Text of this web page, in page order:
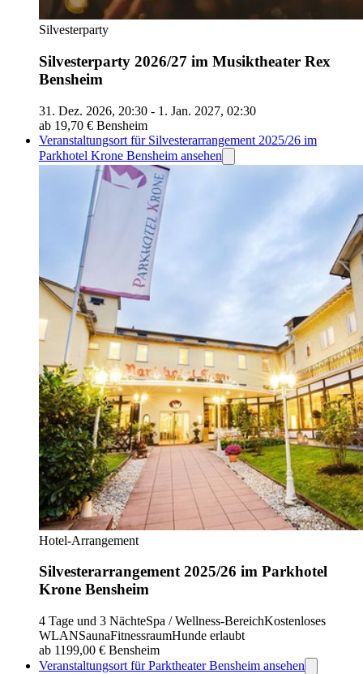
Silvesterparty
Silvesterparty 2026/27 im Musiktheater Rex
Bensheim
31. Dez. 2026, 20:30 - 1. Jan. 2027, 02:30
ab 19,70 € Bensheim
Veranstaltungsort für Silvesterarrangement 2025/26 im
Parkhotel Krone Bensheim ansehen
Hotel-Arrangement
Silvesterarrangement 2025/26 im Parkhotel
Krone Bensheim
4 Tage und 3 NächteSpa / Wellness-BereichKostenloses
WLANSaunaFitnessraumHunde erlaubt
ab 1199,00 € Bensheim
Veranstaltungsort für Parktheater Bensheim ansehen